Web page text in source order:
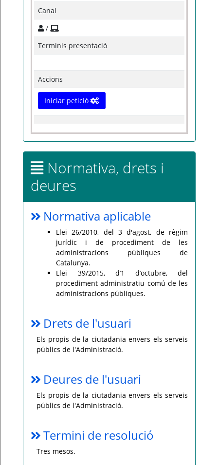
Canal
/
Terminis presentació
Accions
Iniciar petició
Normativa, drets i
deures
Normativa aplicable
Llei 26/2010, del 3 d'agost, de règim
jurídic i de procediment de les
administracions públiques de
Catalunya.
Llei 39/2015, d’1 d’octubre, del
procediment administratiu comú de les
administracions públiques.
Drets de l'usuari
Els propis de la ciutadania envers els serveis
públics de l'Administració.
Deures de l'usuari
Els propis de la ciutadania envers els serveis
públics de l'Administració.
Termini de resolució
Tres mesos.